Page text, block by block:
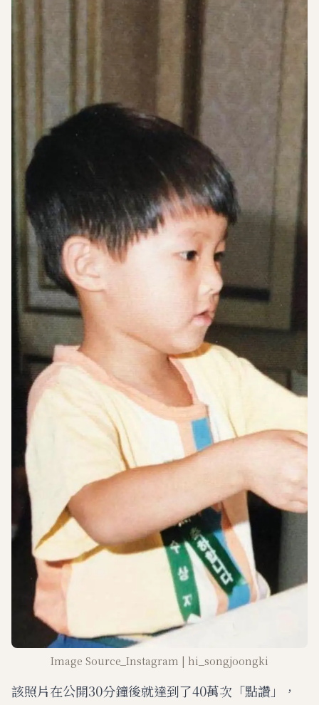
Image Source_Instagram | hi_songjoongki
該照片在公開30分鐘後就達到了40萬次「點讚」，